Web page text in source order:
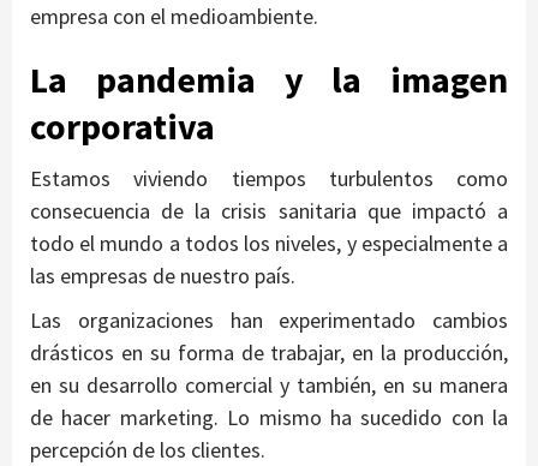
empresa con el medioambiente.
La pandemia y la imagen
corporativa
Estamos viviendo tiempos turbulentos como
consecuencia de la crisis sanitaria que impactó a
todo el mundo a todos los niveles, y especialmente a
las empresas de nuestro país.
Las organizaciones han experimentado cambios
drásticos en su forma de trabajar, en la producción,
en su desarrollo comercial y también, en su manera
de hacer marketing. Lo mismo ha sucedido con la
percepción de los clientes.